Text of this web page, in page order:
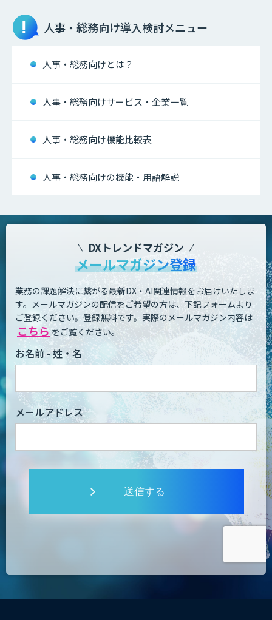
人事・総務向け導入検討メニュー
人事・総務向けとは？
人事・総務向けサービス・企業一覧
人事・総務向け機能比較表
人事・総務向けの機能・用語解説
DXトレンドマガジン
メールマガジン登録
業務の課題解決に繋がる最新DX・AI関連情報をお届けいたしま
す。 メールマガジンの配信をご希望の方は、下記フォームより
ご登録ください。登録無料です。 実際のメールマガジン内容は
こちら をご覧ください。
お名前 - 姓・名
メールアドレス
送信する